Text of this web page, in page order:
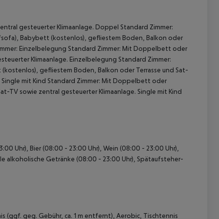
gesteuerter Klimaanlage. Doppel Standard Zimmer:
Babybett (kostenlos), gefliestem Boden, Balkon oder
Einzelbelegung Standard Zimmer: Mit Doppelbett oder
Klimaanlage. Einzelbelegung Standard Zimmer:
gefliestem Boden, Balkon oder Terrasse und Sat-
mit Kind Standard Zimmer: Mit Doppelbett oder
TV sowie zentral gesteuerter Klimaanlage. Single mit Kind
Uhr), Bier (08:00 - 23:00 Uhr), Wein (08:00 - 23:00 Uhr),
alkoholische Getränke (08:00 - 23:00 Uhr), Spätaufsteher-
geg. Gebühr, ca. 1 m entfernt), Aerobic, Tischtennis